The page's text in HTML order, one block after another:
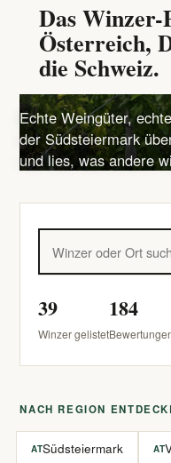
Das
Österreich,
die Schweiz.
Echte Weingüter,
der Südsteiermark
und lies, was andere
39
Winzer gelistet
184
NACH REGION
ATSüdsteiermark AT